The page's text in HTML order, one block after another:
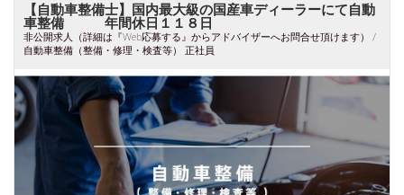
【自動車整備士】国内最大級の国産車ディーラーにて自動
車整備 年間休日１１８日
非公開求人（詳細は『Web応募する』からアドバイザーへお問合せ頂けます） /
自動車整備（整備・修理・検査等） 正社員